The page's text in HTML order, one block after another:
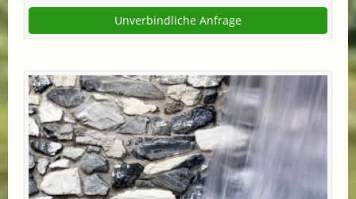
Unverbindliche Anfrage